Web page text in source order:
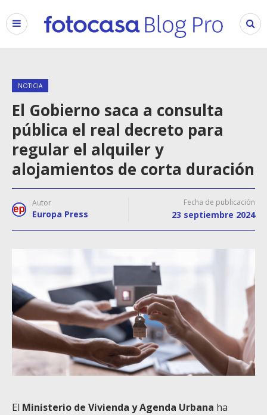
NOTICIA
El Gobierno saca a consulta
pública el real decreto para
regular el alquiler y
alojamientos de corta duración
Autor
Europa Press
Fecha de publicación
23 septiembre 2024
El Ministerio de Vivienda y Agenda Urbana ha